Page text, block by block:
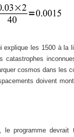
explique les 1500 à la
catastrophes
cosmos dans les
doivent
programme devrait